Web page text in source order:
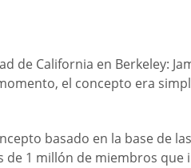
California en Berkeley:
el concepto era
basado en la base de
1 millón de miembros